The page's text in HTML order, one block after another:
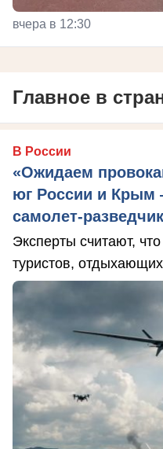
вчера в 12:30
Главное в
В России
«Ожидаем
юг России и Крым
самолет-разведчик
Эксперты считают,
туристов,